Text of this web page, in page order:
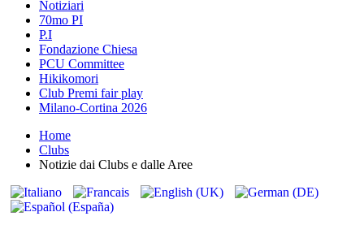
Notiziari
70mo PI
P.I
Fondazione Chiesa
PCU Committee
Hikikomori
Club Premi fair play
Milano-Cortina 2026
Home
Clubs
Notizie dai Clubs e dalle Aree